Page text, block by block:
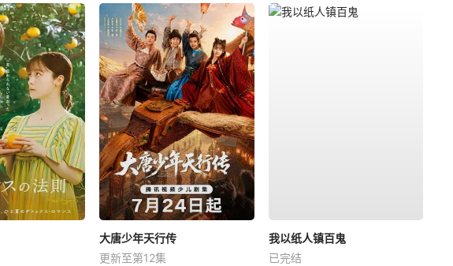
大唐少年天行传
更新至第12集
我以纸人镇百鬼
已完结